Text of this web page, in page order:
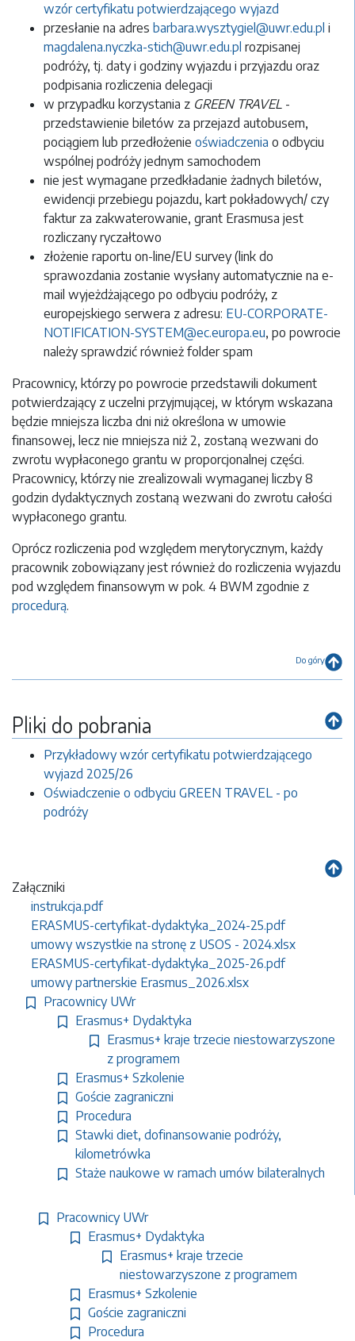
wzór certyfikatu potwierdzającego wyjazd
przesłanie na adres barbara.wysztygiel@uwr.edu.pl i
magdalena.nyczka-stich@uwr.edu.pl rozpisanej
podróży, tj. daty i godziny wyjazdu i przyjazdu oraz
podpisania rozliczenia delegacji
w przypadku korzystania z GREEN TRAVEL -
przedstawienie biletów za przejazd autobusem,
pociągiem lub przedłożenie oświadczenia o odbyciu
wspólnej podróży jednym samochodem
nie jest wymagane przedkładanie żadnych biletów,
ewidencji przebiegu pojazdu, kart pokładowych/ czy
faktur za zakwaterowanie, grant Erasmusa jest
rozliczany ryczałtowo
złożenie raportu on-line/EU survey (link do
sprawozdania zostanie wysłany automatycznie na e-
mail wyjeżdżającego po odbyciu podróży, z
europejskiego serwera z adresu: EU-CORPORATE-
NOTIFICATION-SYSTEM@ec.europa.eu, po powrocie
należy sprawdzić również folder spam
Pracownicy, którzy po powrocie przedstawili dokument
potwierdzający z uczelni przyjmującej, w którym wskazana
będzie mniejsza liczba dni niż określona w umowie
finansowej, lecz nie mniejsza niż 2, zostaną wezwani do
zwrotu wypłaconego grantu w proporcjonalnej części.
Pracownicy, którzy nie zrealizowali wymaganej liczby 8
godzin dydaktycznych zostaną wezwani do zwrotu całości
wypłaconego grantu.
Oprócz rozliczenia pod względem merytorycznym, każdy
pracownik zobowiązany jest również do rozliczenia wyjazdu
pod względem finansowym w pok. 4 BWM zgodnie z
procedurą.
Do góry
Pliki do pobrania
Przykładowy wzór certyfikatu potwierdzającego
wyjazd 2025/26
Oświadczenie o odbyciu GREEN TRAVEL - po
podróży
Załączniki
instrukcja.pdf
ERASMUS-certyfikat-dydaktyka_2024-25.pdf
umowy wszystkie na stronę z USOS - 2024.xlsx
ERASMUS-certyfikat-dydaktyka_2025-26.pdf
umowy partnerskie Erasmus_2026.xlsx
Pracownicy UWr
Erasmus+ Dydaktyka
Erasmus+ kraje trzecie niestowarzyszone
z programem
Erasmus+ Szkolenie
Goście zagraniczni
Procedura
Stawki diet, dofinansowanie podróży,
kilometrówka
Staże naukowe w ramach umów bilateralnych
Pracownicy UWr
Erasmus+ Dydaktyka
Erasmus+ kraje trzecie
niestowarzyszone z programem
Erasmus+ Szkolenie
Goście zagraniczni
Procedura